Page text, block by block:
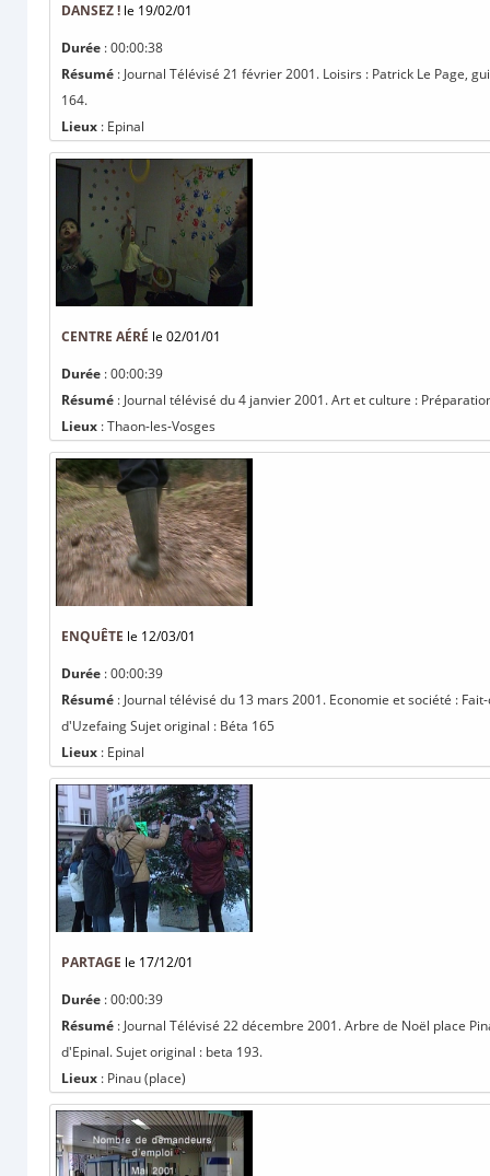
DANSEZ ! le 19/02/01
Durée : 00:00:38
Résumé : Journal Télévisé 21 février 2001. Loisirs : Patrick Le Page,
164.
Lieux : Epinal
CENTRE AÉRÉ le 02/01/01
Durée : 00:00:39
Résumé : Journal télévisé du 4 janvier 2001. Art et culture :
Lieux : Thaon-les-Vosges
ENQUÊTE le 12/03/01
Durée : 00:00:39
Résumé : Journal télévisé du 13 mars 2001. Economie et société :
d'Uzefaing Sujet original : Béta 165
Lieux : Epinal
PARTAGE le 17/12/01
Durée : 00:00:39
Résumé : Journal Télévisé 22 décembre 2001. Arbre de Noël place
d'Epinal. Sujet original : beta 193.
Lieux : Pinau (place)